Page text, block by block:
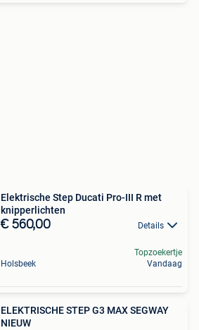
Elektrische Step Ducati Pro-III R met
knipperlichten
€ 560,00 Details
Holsbeek
Topzoekertje
Vandaag
ELEKTRISCHE STEP G3 MAX SEGWAY
NIEUW